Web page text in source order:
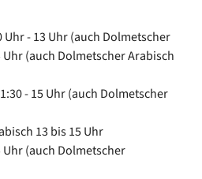
Uhr - 13 Uhr (auch Dolmetscher
(auch Dolmetscher Arabisch
- 15 Uhr (auch Dolmetscher
13 bis 15 Uhr
(auch Dolmetscher